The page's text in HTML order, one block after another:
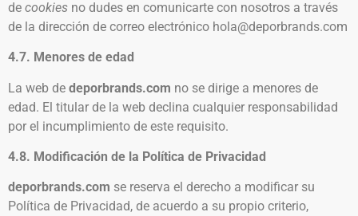
de cookies no dudes en comunicarte con nosotros a través
de la dirección de correo electrónico hola@deporbrands.com
4.7. Menores de edad
La web de deporbrands.com no se dirige a menores de
edad. El titular de la web declina cualquier responsabilidad
por el incumplimiento de este requisito.
4.8. Modificación de la Política de Privacidad
deporbrands.com se reserva el derecho a modificar su
Política de Privacidad, de acuerdo a su propio criterio,